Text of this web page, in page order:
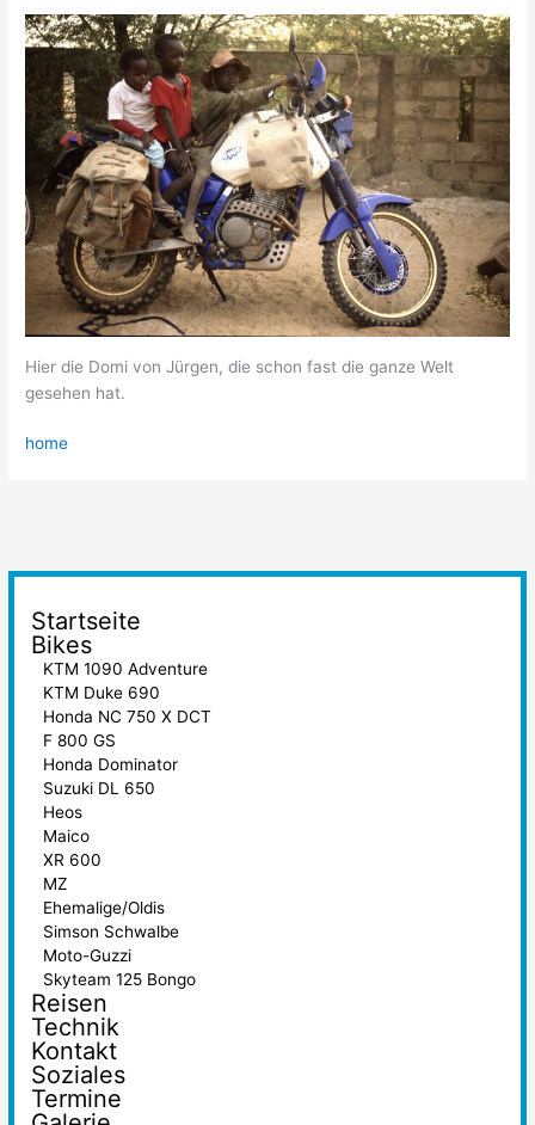
Startseite
Bikes
KTM 1090 Adventure
KTM Duke 690
Honda NC 750 X DCT
F 800 GS
Honda Dominator
Suzuki DL 650
Heos
Maico
XR 600
MZ
Ehemalige/Oldis
Simson Schwalbe
Moto-Guzzi
Skyteam 125 Bongo
Reisen
Technik
Kontakt
Soziales
Termine
Hier die Domi von Jürgen, die schon fast die ganze Welt
gesehen hat.
home